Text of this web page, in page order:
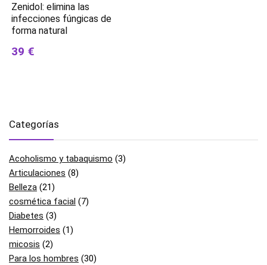
Zenidol: elimina las
infecciones fúngicas de
forma natural
39 €
Categorías
Acoholismo y tabaquismo (3)
Articulaciones (8)
Belleza (21)
cosmética facial (7)
Diabetes (3)
Hemorroides (1)
micosis (2)
Para los hombres (30)